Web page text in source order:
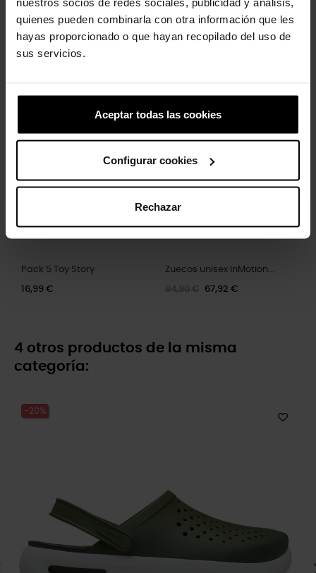
quienes pueden combinarla con otra información que les
hayas proporcionado o que hayan recopilado del uso de
sus servicios.
Aceptar todas las cookies
Configurar cookies
Rechazar
Pack 5 Toy Story
16,99 €
-20%
Zuecos unisex InMotion...
84,90 € 67,92 €
4 otros productos de la misma
categoría:
-20%